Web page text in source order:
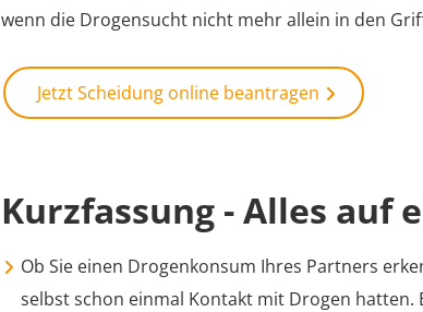
wenn die Drogensucht nicht mehr allein in den
Jetzt Scheidung online beantragen
Kurzfassung - Alles auf
Ob Sie einen Drogenkonsum Ihres Partners
selbst schon einmal Kontakt mit Drogen hatten.